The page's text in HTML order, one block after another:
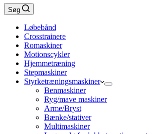
Søg
Løbebånd
Crosstrainere
Romaskiner
Motionscykler
Hjemmetræning
Stepmaskiner
Styrketræningsmaskiner
Benmaskiner
Ryg/mave maskiner
Arme/Bryst
Bænke/stativer
Multimaskiner